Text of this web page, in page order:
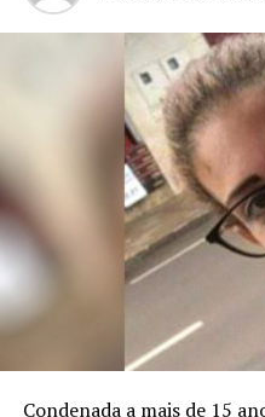
Condenada a mais de 15